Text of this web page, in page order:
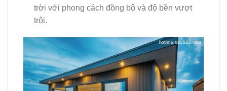
trời với phong cách đồng bộ và độ bền vượt
trội.